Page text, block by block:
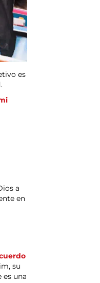
es
a
en
su
es una